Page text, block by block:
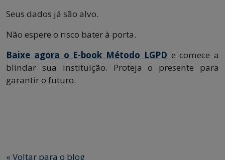
Seus dados já são alvo.
Não espere o risco bater à porta.
Baixe agora o E-book Método LGPD e comece a
blindar sua instituição. Proteja o presente para
garantir o futuro.
« Voltar para o blog